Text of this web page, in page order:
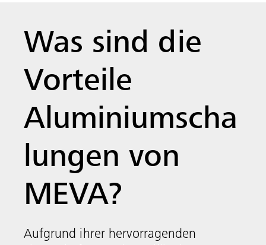
Was sind die
Vorteile
Aluminiumscha
lungen von
MEVA?
Aufgrund ihrer hervorragenden